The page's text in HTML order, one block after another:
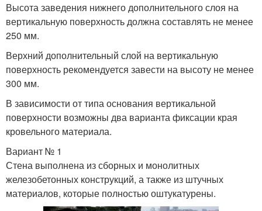
Высота заведения нижнего дополнительного слоя на
вертикальную поверхность должна составлять не менее
250 мм.
Верхний дополнительный слой на вертикальную
поверхность рекомендуется завести на высоту не менее
300 мм.
В зависимости от типа основания вертикальной
поверхности возможны два варианта фиксации края
кровельного материала.
Вариант № 1
Стена выполнена из сборных и монолитных
железобетонных конструкций, а также из штучных
материалов, которые полностью оштукатурены.